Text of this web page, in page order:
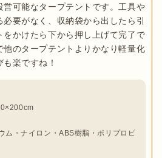
営可能なタープテントです。工具や
要がなく、収納袋から出したら引
をかけたら下から押し上げて完了で
のタープテントよりかなり軽量化
ム・ナイロン・ABS樹脂・ポリプロピ